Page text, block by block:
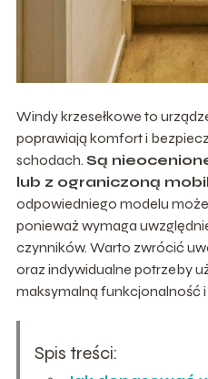
Windy krzesełkowe to
poprawiają komfort i
schodach. Są
lub z ograniczoną
odpowiedniego modelu
ponieważ wymaga
czynników. Warto zwrócić
oraz indywidualne potrzeby
maksymalną funkcjonalność
Spis treści: